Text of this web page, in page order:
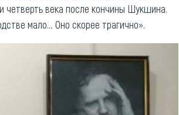
четверть века после кончины Шукшина.
мало… Оно скорее трагично».